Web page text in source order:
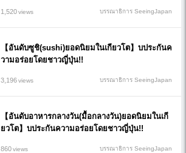
1,520views บรรณาธิการ SeeingJapan
【อันดับซูชิ(sushi)ยอดนิยมในเกียวโต】บประกันค
วามอร่อยโดยชาวญี่ปุ่น!!
3,196views บรรณาธิการ SeeingJapan
【อันดับอาหารกลางวัน(มื้อกลางวัน)ยอดนิยมในเกี
ยวโต】บประกันความอร่อยโดยชาวญี่ปุ่น!!
860views บรรณาธิการ SeeingJapan